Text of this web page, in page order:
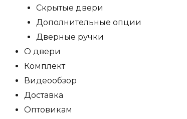
Скрытые двери
Дополнительные опции
Дверные ручки
О двери
Комплект
Видеообзор
Доставка
Оптовикам